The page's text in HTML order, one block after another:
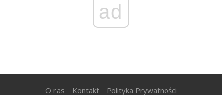
ad
O nas Kontakt Polityka Prywatności